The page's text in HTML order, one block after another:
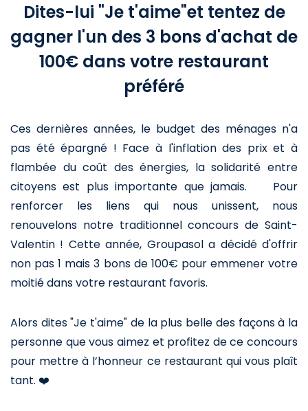
Dites-lui "Je t'aime"et tentez de
gagner l'un des 3 bons d'achat de
100€ dans votre restaurant
préféré
Ces dernières années, le budget des ménages n'a
pas été épargné ! Face à l'inflation des prix et à
flambée du coût des énergies, la solidarité entre
citoyens est plus importante que jamais. Pour
renforcer les liens qui nous unissent, nous
renouvelons notre traditionnel concours de Saint-
Valentin ! Cette année, Groupasol a décidé d'offrir
non pas 1 mais 3 bons de 100€ pour emmener votre
moitié dans votre restaurant favoris.
Alors dites "Je t'aime" de la plus belle des façons à la
personne que vous aimez et profitez de ce concours
pour mettre à l’honneur ce restaurant qui vous plaît
tant. ❤️